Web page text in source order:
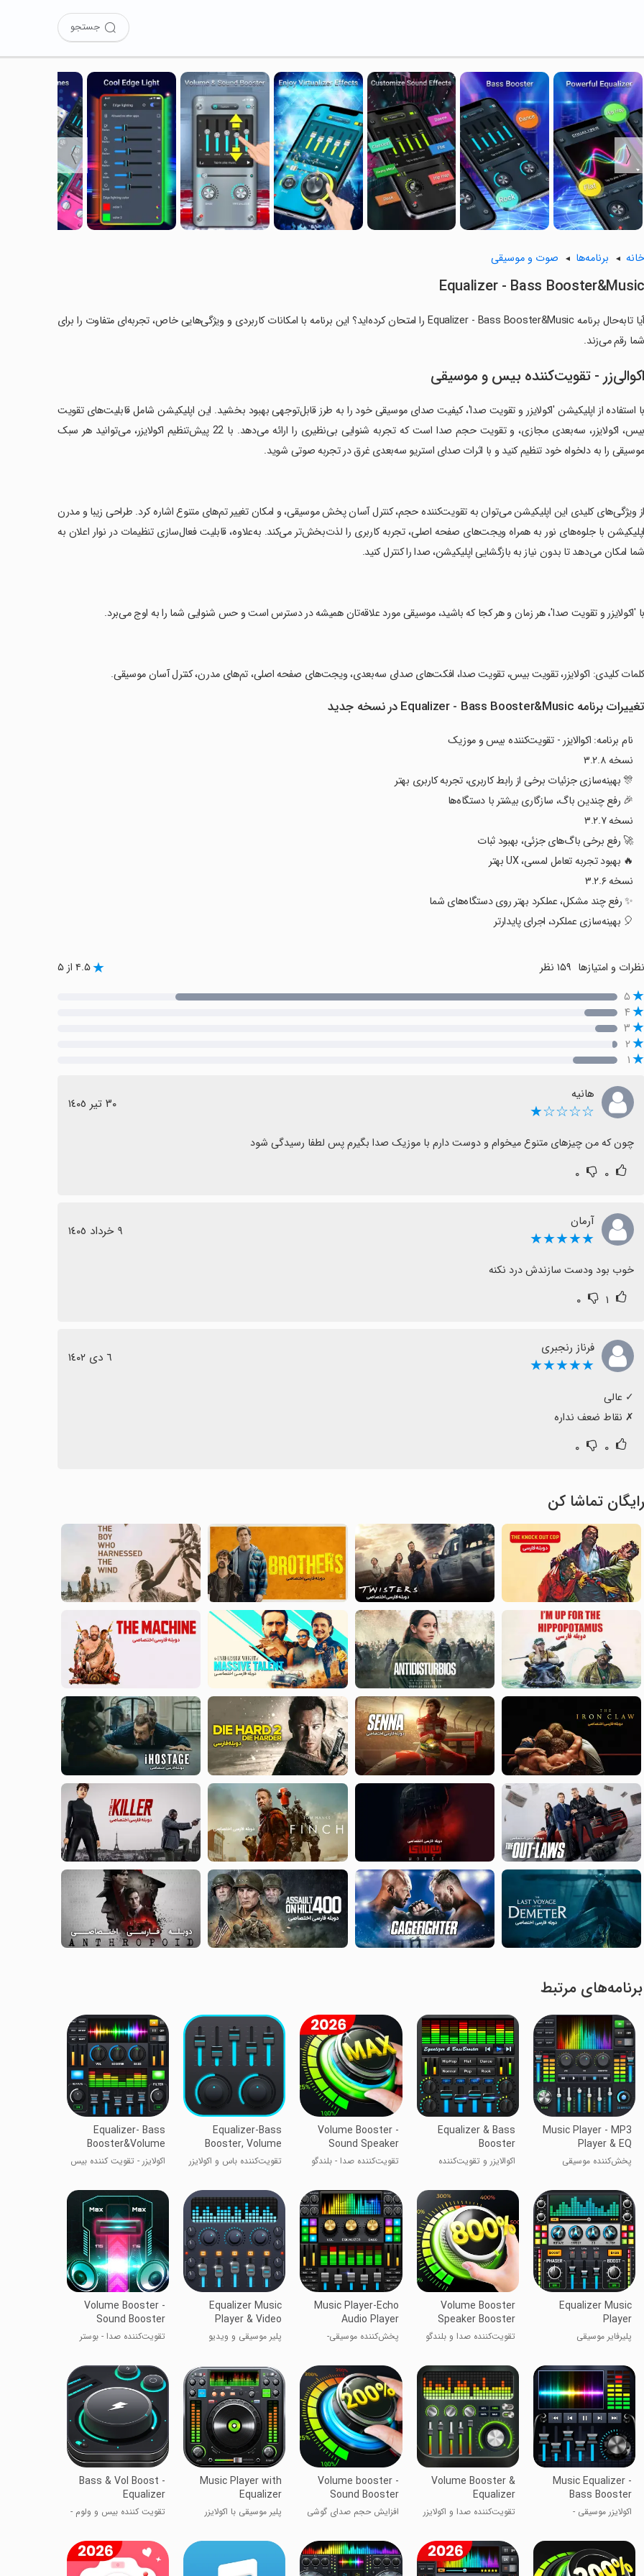
جستجو
〈
〉
خانه برنامه‌ها صوت و موسیقی
Equalizer - Bass Booster&Music
آیا تابه‌حال برنامه Equalizer - Bass Booster&Music را امتحان کرده‌اید؟ این برنامه با امکانات کاربردی و ویژگی‌هایی خاص، تجربه‌ای متفاوت را برای
شما رقم می‌زند.
اکوالی‌زر - تقویت‌کننده بیس و موسیقی
با استفاده از اپلیکیشن 'اکولایزر و تقویت صدا'، کیفیت صدای موسیقی خود را به طرز قابل‌توجهی بهبود بخشید. این اپلیکیشن شامل قابلیت‌های تقویت
بیس، اکولایزر، سه‌بعدی مجازی، و تقویت حجم صدا است که تجربه شنوایی بی‌نظیری را ارائه می‌دهد. با 22 پیش‌تنظیم اکولایزر، می‌توانید هر سبک
موسیقی را به دلخواه خود تنظیم کنید و با اثرات صدای استریو سه‌بعدی غرق در تجربه صوتی شوید.
‏از ویژگی‌های کلیدی این اپلیکیشن می‌توان به تقویت‌کننده حجم، کنترل آسان پخش موسیقی، و امکان تغییر تم‌های متنوع اشاره کرد. طراحی زیبا و مدرن
اپلیکیشن با جلوه‌های نور به همراه ویجت‌های صفحه اصلی، تجربه کاربری را لذت‌بخش‌تر می‌کند. به‌علاوه، قابلیت فعال‌سازی تنظیمات در نوار اعلان به
شما امکان می‌دهد تا بدون نیاز به بازگشایی اپلیکیشن، صدا را کنترل کنید.
‏با 'اکولایزر و تقویت صدا'، هر زمان و هر کجا که باشید، موسیقی مورد علاقه‌تان همیشه در دسترس است و حس شنوایی شما را به اوج می‌برد.
‏کلمات کلیدی: اکولایزر، تقویت بیس، تقویت صدا، افکت‌های صدای سه‌بعدی، ویجت‌های صفحه اصلی، تم‌های مدرن، کنترل آسان موسیقی.
تغییرات برنامه Equalizer - Bass Booster&Music در نسخه جدید
نام برنامه: اکوالایزر - تقویت‌کننده بیس و موزیک
نسخه ۳.۲.۸
🎊 بهینه‌سازی جزئیات برخی از رابط کاربری، تجربه کاربری بهتر
🎉 رفع چندین باگ، سازگاری بیشتر با دستگاه‌ها
نسخه ۳.۲.۷
🚀 رفع برخی باگ‌های جزئی، بهبود ثبات
🔥 بهبود تجربه تعامل لمسی، UX بهتر
نسخه ۳.۲.۶
✨ رفع چند مشکل، عملکرد بهتر روی دستگاه‌های شما
🎈 بهینه‌سازی عملکرد، اجرای پایدارتر
نظرات و امتیازها ۴.۵ از ۵
۵
۴
۳
۲
۱
هانیه
☆☆☆☆★ ٣٠ تیر ١٤٠٥
چون که من چیزهای متنوع میخوام و دوست دارم با موزیک صدا بگیرم پس لطفا رسیدگی شود
۰ ۰
آرمان
★★★★★ ٩ خرداد ١٤٠٥
خوب بود ودست سازندش درد نکنه
۱ ۰
فرناز رنجبری
★★★★★ ٦ دی ١٤٠٢
‏✗ نقاط ضعف نداره
۰ ۰
رایگان تماشا کن
برنامه‌های مرتبط
Music Player - MP3
Player & EQ
پخش‌کننده موسیقی
Equalizer & Bass
Booster
اکوالایزر و تقویت‌کننده
Volume Booster -
Sound Speaker
تقویت‌کننده صدا - بلندگو
Equalizer-Bass
Booster, Volume
تقویت‌کننده باس و اکولایزر
Equalizer- Bass
Booster&Volume
اکولایزر - تقویت کننده بیس
Equalizer Music
Player
پلیرفایر موسیقی
Volume Booster
Speaker Booster
تقویت‌کننده صدا و بلندگو
Music Player-Echo
Audio Player
پخش‌کننده موسیقی-
Equalizer Music
Player & Video
پلیر موسیقی و ویدیو
Volume Booster -
Sound Booster
تقویت‌کننده صدا - بوستر
Music Equalizer -
Bass Booster
اکولایزر موسیقی -
Volume Booster &
Equalizer
تقویت‌کننده صدا و اکولایزر
Volume booster -
Sound Booster
افزایش حجم صدای گوشی
Music Player with
Equalizer
پلیر موسیقی با اکولایزر
Bass & Vol Boost -
Equalizer
تقویت کننده بیس و ولوم -